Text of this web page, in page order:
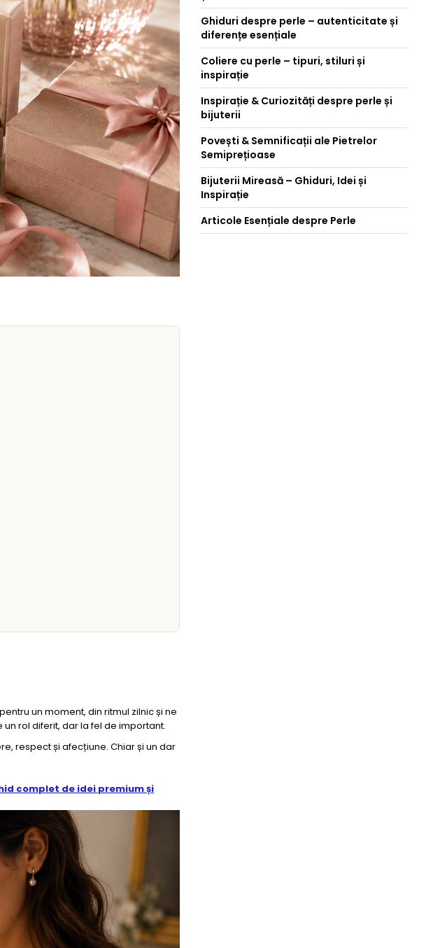
un moment, din ritmul zilnic și ne
rol diferit, dar la fel de important.
respect și afecțiune. Chiar și un dar
complet de idei premium și
Ghiduri despre perle – autenticitate și
diferențe esențiale
Coliere cu perle – tipuri, stiluri și
inspirație
Inspirație & Curiozități despre perle și
bijuterii
Povești & Semnificații ale Pietrelor
Semiprețioase
Bijuterii Mireasă – Ghiduri, Idei și
Inspirație
Articole Esențiale despre Perle